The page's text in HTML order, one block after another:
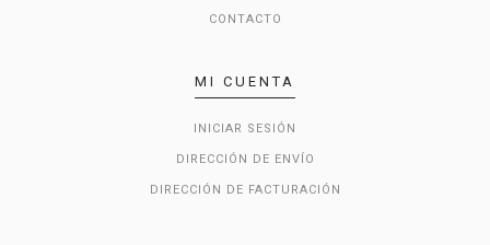
CONTACTO
MI CUENTA
INICIAR SESIÓN
DIRECCIÓN DE ENVÍO
DIRECCIÓN DE FACTURACIÓN